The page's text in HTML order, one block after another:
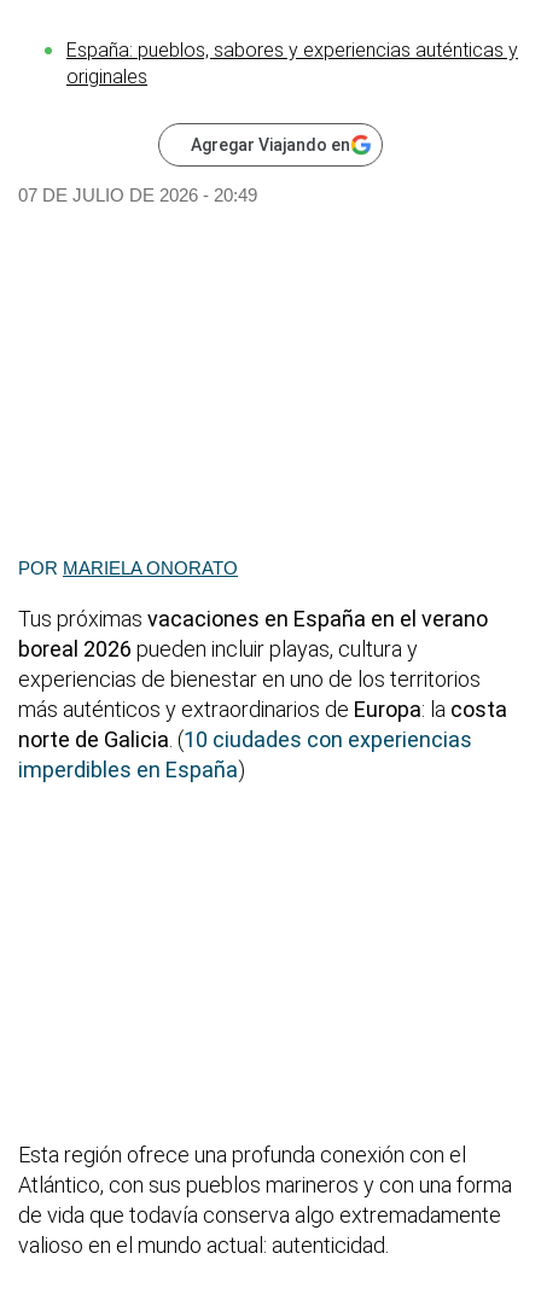
España: pueblos, sabores y experiencias auténticas y
originales
Agregar Viajando en
07 DE JULIO DE 2026 - 20:49
POR MARIELA ONORATO
Tus próximas vacaciones en España en el verano
boreal 2026 pueden incluir playas, cultura y
experiencias de bienestar en uno de los territorios
más auténticos y extraordinarios de Europa: la costa
norte de Galicia . (10 ciudades con experiencias
imperdibles en España)
Esta región ofrece una profunda conexión con el
Atlántico, con sus pueblos marineros y con una forma
de vida que todavía conserva algo extremadamente
valioso en el mundo actual: autenticidad.